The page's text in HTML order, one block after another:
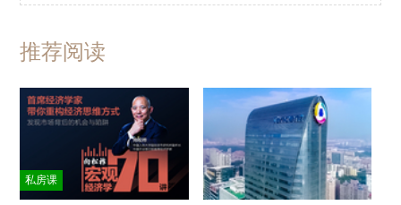
推荐阅读
私房课